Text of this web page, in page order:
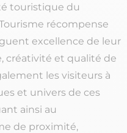
touristique du
récompense
excellence de leur
créativité et qualité de
les visiteurs à
et univers de ces
ainsi au
de proximité,